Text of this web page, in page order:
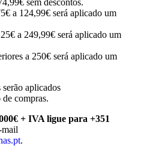
sem descontos.
a 124,99€ será aplicado um
a 249,99€ será aplicado um
a 250€ será aplicado um
serão aplicados
compras.
+ IVA ligue para +351
.